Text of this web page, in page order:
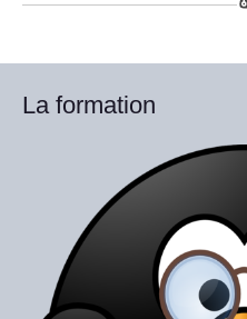
La formation